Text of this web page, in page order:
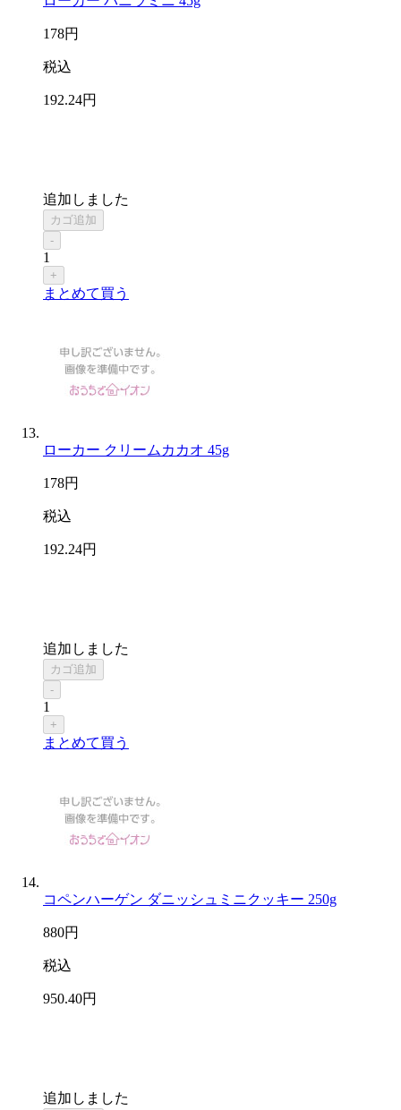
178円
税込
192.24円
追加しました
カゴ追加
-
1
+
まとめて買う
ローカー クリームカカオ 45g
178円
税込
192.24円
追加しました
カゴ追加
-
1
+
まとめて買う
コペンハーゲン ダニッシュミニクッキー 250g
880円
税込
950.40円
追加しました